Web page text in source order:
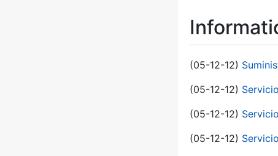
(05-12-12)
(05-12-12)
(05-12-12)
(05-12-12)